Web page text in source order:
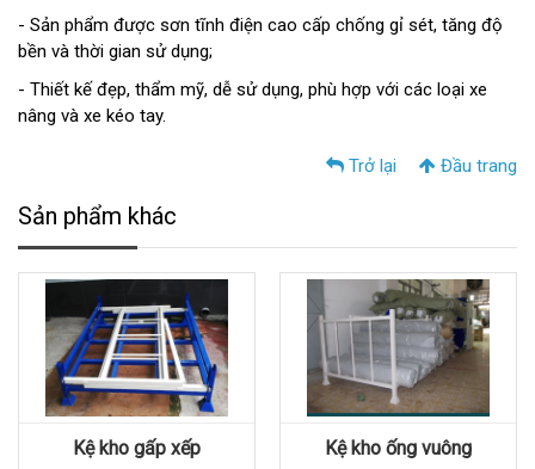
- Sản phẩm được sơn tĩnh điện cao cấp chống gỉ sét, tăng độ
bền và thời gian sử dụng;
- Thiết kế đẹp, thẩm mỹ, dễ sử dụng, phù hợp với các loại xe
nâng và xe kéo tay.
Trở lại Đầu trang
Sản phẩm khác
Kệ kho gấp xếp Kệ kho ống vuông